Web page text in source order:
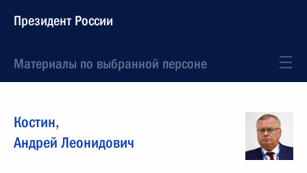
Президент России
Материалы по выбранной персоне
Костин,
Андрей Леонидович